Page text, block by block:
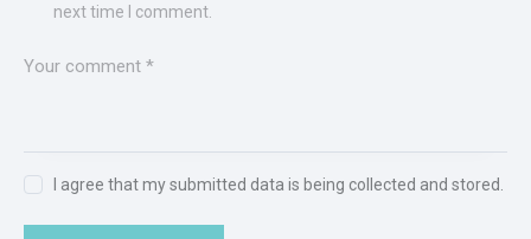
next time I comment.
I agree that my submitted data is being collected and stored.